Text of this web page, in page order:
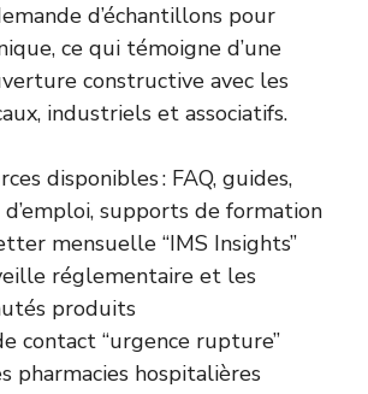
d’échantillons pour
ce qui témoigne d’une
constructive avec les
industriels et associatifs.
disponibles : FAQ, guides,
d’emploi, supports de formation
mensuelle “IMS Insights”
réglementaire et les
produits
contact “urgence rupture”
pharmacies hospitalières